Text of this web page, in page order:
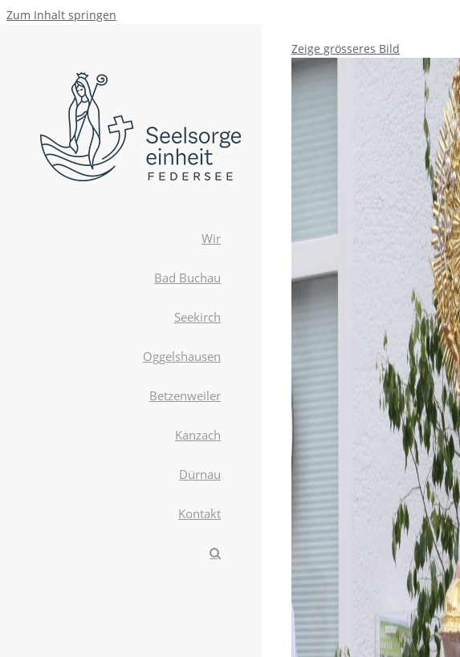
Zum Inhalt springen
Wir
Bad Buchau
Seekirch
Oggelshausen
Betzenweiler
Kanzach
Dürnau
Kontakt
Zeige grösseres Bild